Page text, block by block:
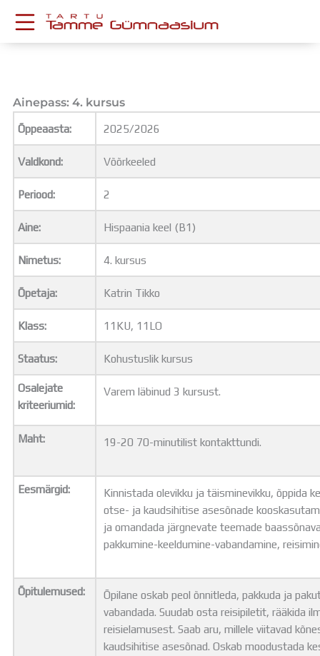
content
Postkast
Drive
Tamme TV
Tamme Leht
Kooliraadio
Koorilaul
ÕPPETÖÖ
Tunniplaan
Aastaplaan
Õppekava
Ainepassid
Huviringid
Õpilastööd (UPT)
Distantsõpe
Projektid
ÜLDINFO
Sisseastumine
Vilistlastele
Toitlustamine
Virtuaaltuur
Õpilasesindus
Kontaktid
Ainepass: 4. kursus
Õppeaasta: 2025/2026
Valdkond: Võõrkeeled
Periood: 2
Aine: Hispaania keel (B1)
Nimetus: 4. kursus
Õpetaja: Katrin Tikko
Klass: 11KU, 11LO
Staatus: Kohustuslik kursus
Osalejate
kriteeriumid:
Varem läbinud 3 kursust.
Maht: 19-20 70-minutilist kontakttundi.
Eesmärgid:
Kinnistada olevikku ja täisminevikku, õppida
otse- ja kaudsihitise asesõnade
ja omandada järgnevate teemade
pakkumine-keeldumine-vabandamine,
Õpitulemused:
Õpilane oskab peol õnnitleda, pakkuda ja
vabandada. Suudab osta reisipiletit, rääkida
reisielamusest. Saab aru, millele viitavad
kaudsihitise asesõnad. Oskab moodustada